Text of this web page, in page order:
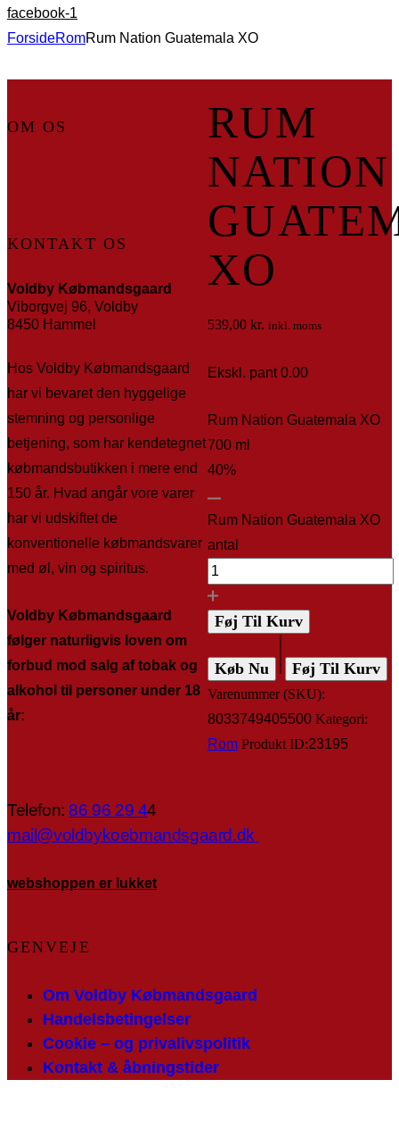
facebook-1
ForsideRomRum Nation Guatemala XO
RUM
NATION
XO
539,00 kr. inkl. moms
Ekskl. pant 0.00
Rum Nation Guatemala XO
700 ml
40%
Rum Nation Guatemala XO
antal
Føj Til Kurv
Køb Nu Føj Til Kurv
Varenummer (SKU):
8033749405500 Kategori:
Rom Produkt ID:23195
OM OS
KONTAKT OS
Voldby Købmandsgaard
Viborgvej 96, Voldby
8450 Hammel
Hos Voldby Købmandsgaard
har vi bevaret den hyggelige
stemning og personlige
betjening, som har kendetegnet
købmandsbutikken i mere end
150 år. Hvad angår vore varer
har vi udskiftet de
konventionelle købmandsvarer
med øl, vin og spiritus.
Voldby Købmandsgaard
følger naturligvis loven om
forbud mod salg af tobak og
alkohol til personer under 18
år:
Telefon:86 96 29 44
mail@voldbykoebmandsgaard.dk
webshoppen er lukket
GENVEJE
Om Voldby Købmandsgaard
Handelsbetingelser
Cookie – og privalivspolitik
Kontakt & åbningstider